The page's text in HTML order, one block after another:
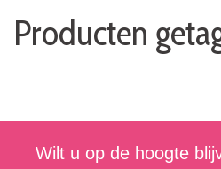
Producten
Wilt u op de hoogte